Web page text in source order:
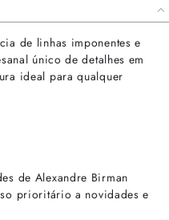
de linhas imponentes e
único de detalhes em
ideal para qualquer
de Alexandre Birman
prioritário a novidades e